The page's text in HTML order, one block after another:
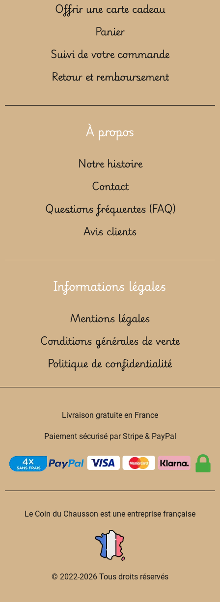
Offrir une carte cadeau
Panier
Suivi de votre commande
Retour et remboursement
À propos
Notre histoire
Contact
Questions fréquentes (FAQ)
Avis clients
Informations légales
Mentions légales
Conditions générales de vente
Politique de confidentialité
Livraison gratuite en France
Paiement sécurisé par Stripe & PayPal
Le Coin du Chausson est une entreprise française
© 2022-2026 Tous droits réservés